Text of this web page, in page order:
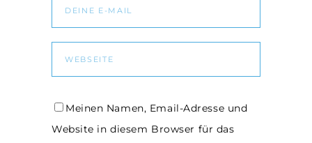
Meinen Namen, Email-Adresse und
Website in diesem Browser für das